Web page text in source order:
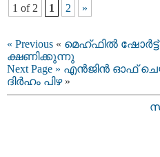
1 of 2 1 2 »
« Previous « മെഹ്ഫിൽ ഷോർട്ട്
ക്ഷണിക്കുന്നു
Next Page » എൻജിൻ ഓഫ്
ദിർഹം പിഴ»